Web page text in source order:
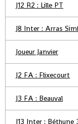
J12 R2 : Lille PT
J8 Inter : Arras
Joueur Janvier
J2 FA : Flixecourt
J3 FA : Beauval
J13 Inter : Béthune